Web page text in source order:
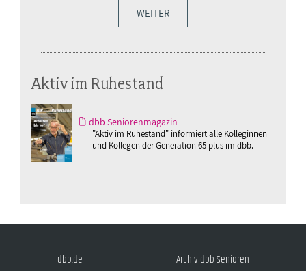
WEITER
Aktiv im Ruhestand
dbb Seniorenmagazin
"Aktiv im Ruhestand" informiert alle Kolleginnen
und Kollegen der Generation 65 plus im dbb.
dbb.de Archiv dbb Senioren